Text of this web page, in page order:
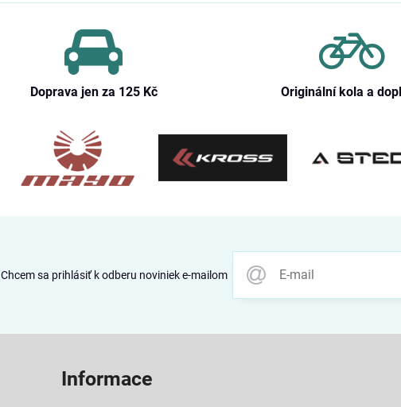
Doprava jen za 125 Kč Originální kola a
Chcem sa prihlásiť k odberu noviniek e-mailom
Informace